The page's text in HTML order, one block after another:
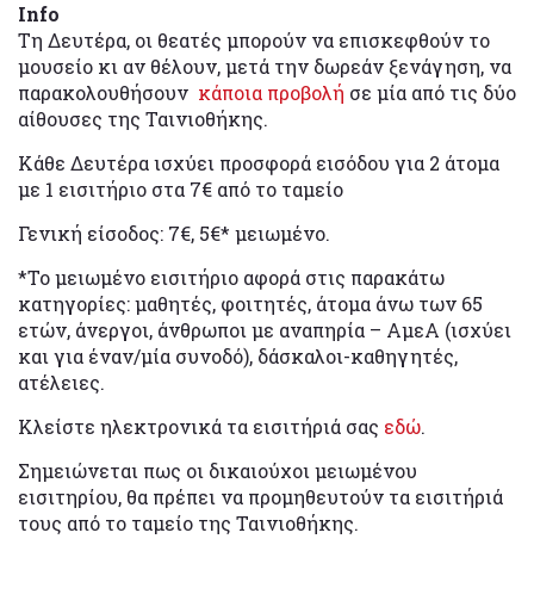
Info
Τη Δευτέρα, οι θεατές μπορούν να επισκεφθούν το
μουσείο κι αν θέλουν, μετά την δωρεάν ξενάγηση, να
παρακολουθήσουν κάποια προβολή σε μία από τις δύο
αίθουσες της Ταινιοθήκης.
Κάθε Δευτέρα ισχύει προσφορά εισόδου για 2 άτομα
με 1 εισιτήριο στα 7€ από το ταμείο
Γενική είσοδος: 7€, 5€* μειωμένο.
*Το μειωμένο εισιτήριο αφορά στις παρακάτω
κατηγορίες: μαθητές, φοιτητές, άτομα άνω των 65
ετών, άνεργοι, άνθρωποι με αναπηρία – ΑμεΑ (ισχύει
και για έναν/μία συνοδό), δάσκαλοι-καθηγητές,
ατέλειες.
Κλείστε ηλεκτρονικά τα εισιτήριά σας εδώ.
Σημειώνεται πως οι δικαιούχοι μειωμένου
εισιτηρίου, θα πρέπει να προμηθευτούν τα εισιτήριά
τους από το ταμείο της Ταινιοθήκης.